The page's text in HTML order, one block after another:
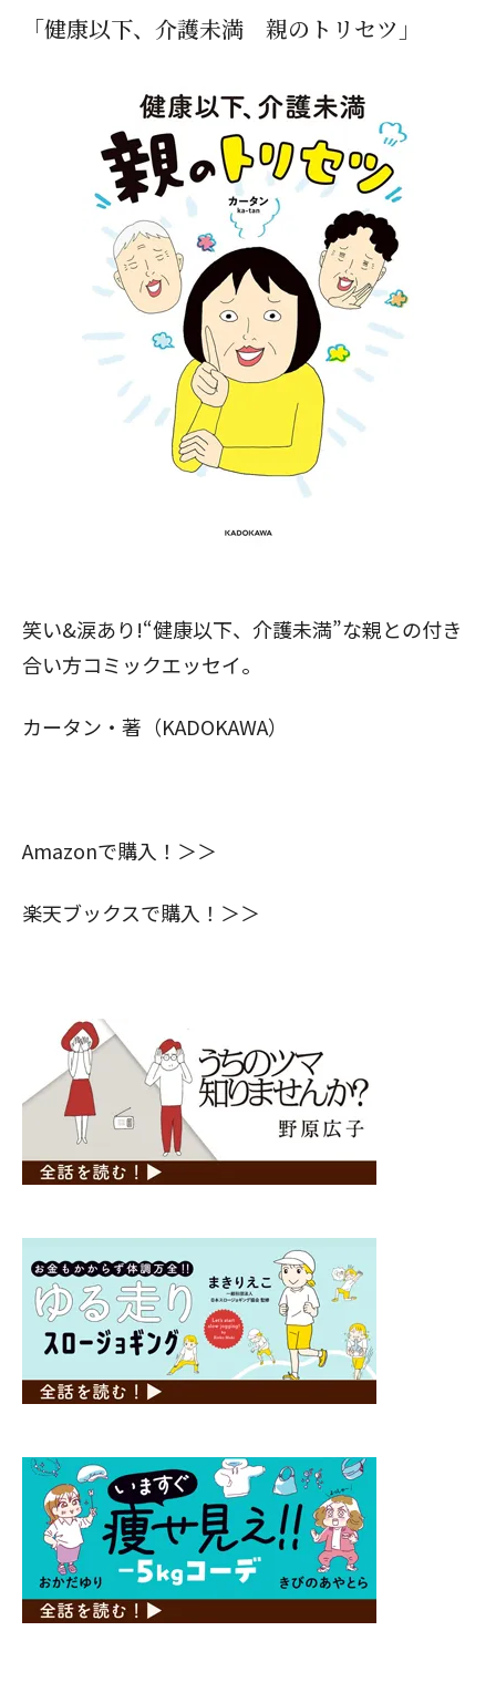
「健康以下、介護未満 親のトリセツ」
笑い&涙あり!“健康以下、介護未満”な親との付き
合い方コミックエッセイ。
カータン・著（KADOKAWA）
Amazonで購入！＞＞
楽天ブックスで購入！＞＞
閉じる